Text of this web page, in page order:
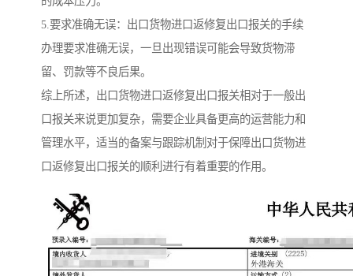
5.要求准确无误：出口货物进口返修复出口报关的手续
办理要求准确无误，一旦出现错误可能会导致货物滞
留、罚款等不良后果。
综上所述，出口货物进口返修复出口报关相对于一般出
口报关来说更加复杂，需要企业具备更高的运营能力和
管理水平，适当的备案与跟踪机制对于保障出口货物进
口返修复出口报关的顺利进行有着重要的作用。